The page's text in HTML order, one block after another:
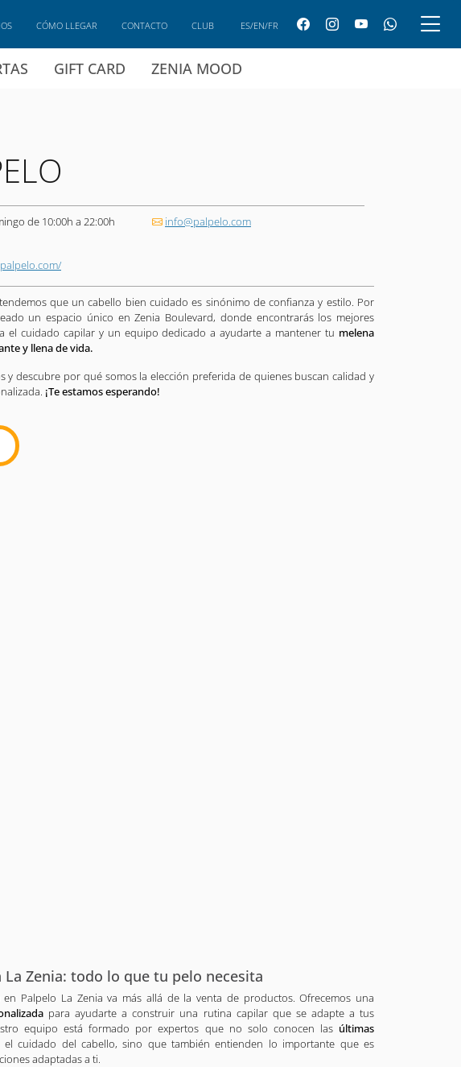
GIFT CARD ZENIA MOOD
CÓMO LLEGAR CONTACTO CLUB ES/EN/FR
de 10:00h a 22:00h
info@palpelo.com
que un cabello bien cuidado es sinónimo de confianza y estilo. Por
un espacio único en Zenia Boulevard, donde encontrarás los mejores
el cuidado capilar y un equipo dedicado a ayudarte a mantener tu melena
y llena de vida.
y descubre por qué somos la elección preferida de quienes buscan calidad y
¡Te estamos esperando!
La Zenia: todo lo que tu pelo necesita
en Palpelo La Zenia va más allá de la venta de productos. Ofrecemos una
para ayudarte a construir una rutina capilar que se adapte a tus
equipo está formado por expertos que no solo conocen las últimas
el cuidado del cabello, sino que también entienden lo importante que es
adaptadas a ti.